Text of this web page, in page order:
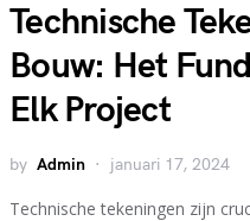
Technische
Bouw: Het
Elk Project
by Admin januari 17, 2024
Technische tekeningen zijn